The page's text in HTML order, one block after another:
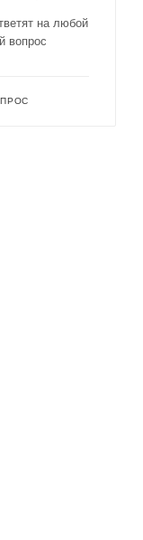
на любой
вопрос